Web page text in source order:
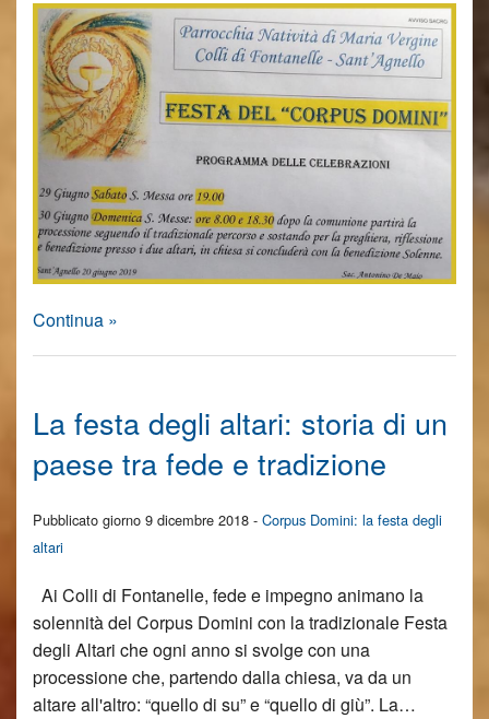
Continua »
La festa degli altari: storia di un
paese tra fede e tradizione
Pubblicato giorno 9 dicembre 2018 - Corpus Domini: la festa degli
altari
Ai Colli di Fontanelle, fede e impegno animano la
solennità del Corpus Domini con la tradizionale Festa
degli Altari che ogni anno si svolge con una
processione che, partendo dalla chiesa, va da un
altare all'altro: “quello di su” e “quello di giù”. La…